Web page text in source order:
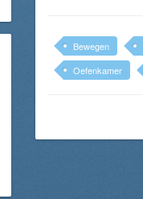
Bewegen
Oefenkamer